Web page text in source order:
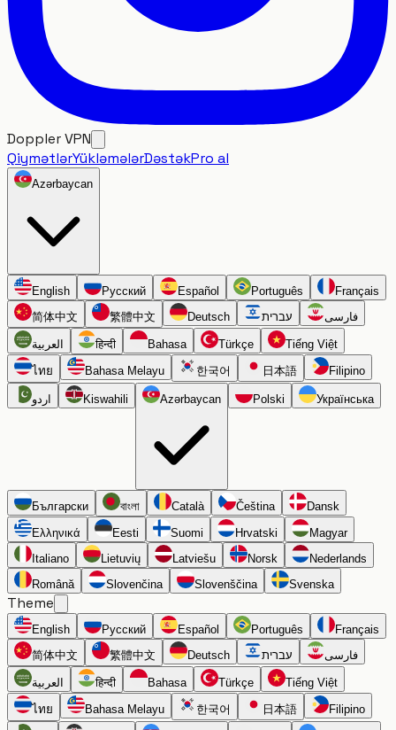
Doppler VPN
QiymətlərYükləmələrDəstəkPro al
Azərbaycan
English Русский Español Português
Français
简体中文
繁體中文 Deutsch עברית فارسی
العربية हिन्दी Bahasa Türkçe
Tiếng Việt
ไทย
Bahasa Melayu 한국어 日本語 Filipino
اردو Kiswahili Azərbaycan Polski Українська
Български বাংলা Català Čeština
Dansk
Ελληνικά
Eesti Suomi Hrvatski
Magyar
Italiano
Lietuvių Latviešu Norsk
Nederlands
Română
Slovenčina Slovenščina Svenska
Theme
English Русский Español Português
Français
简体中文
繁體中文 Deutsch עברית فارسی
العربية हिन्दी Bahasa Türkçe
Tiếng Việt
ไทย
Bahasa Melayu 한국어 日本語 Filipino